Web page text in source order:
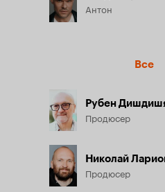
Антон
Все
Рубен
Продюсер
Николай
Продюсер